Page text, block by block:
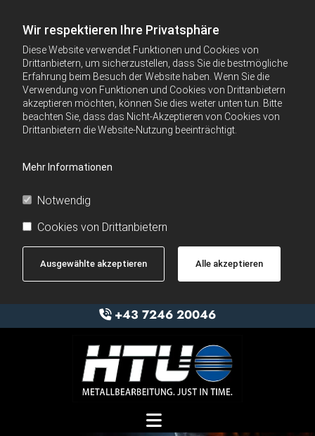
Wir respektieren Ihre Privatsphäre
Diese Website verwendet Funktionen und Cookies von
Drittanbietern, um sicherzustellen, dass Sie die bestmögliche
Erfahrung beim Besuch der Website haben. Wenn Sie die
Verwendung von Funktionen und Cookies von Drittanbietern
akzeptieren möchten, können Sie dies weiter unten tun. Bitte
beachten Sie, dass das Nicht-Akzeptieren von Cookies von
Drittanbietern die Website-Nutzung beeinträchtigt.
Mehr Informationen
Notwendig
Cookies von Drittanbietern
Ausgewählte akzeptieren Alle akzeptieren
 +43 7246 20046